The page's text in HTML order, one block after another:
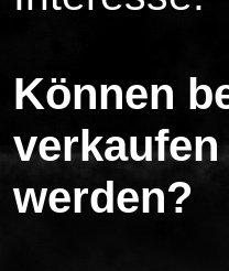
Können
werden?